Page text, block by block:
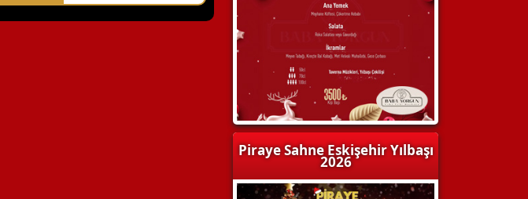
Piraye Sahne Eskişehir Yılbaşı
2026